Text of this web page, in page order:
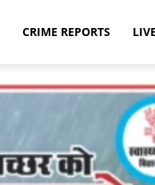
CRIME REPORTS